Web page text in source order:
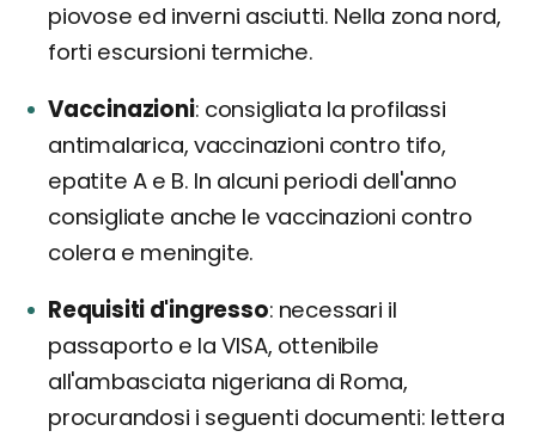
piovose ed inverni asciutti. Nella zona nord,
forti escursioni termiche.
Vaccinazioni consigliata la profilassi
antimalarica, vaccinazioni contro tifo,
epatite A e B. In alcuni periodi dell'anno
consigliate anche le vaccinazioni contro
colera e meningite.
Requisiti d'ingresso necessari il
passaporto e la VISA, ottenibile
all'ambasciata nigeriana di Roma,
procurandosi i seguenti documenti: lettera